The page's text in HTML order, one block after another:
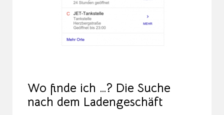
Wo finde ich …? Die Suche
nach dem Ladengeschäft